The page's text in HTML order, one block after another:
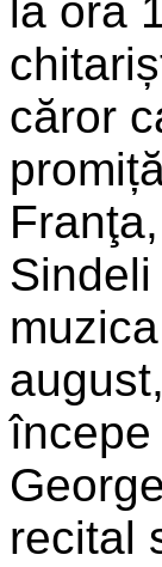
la ora
căror
începe
recital